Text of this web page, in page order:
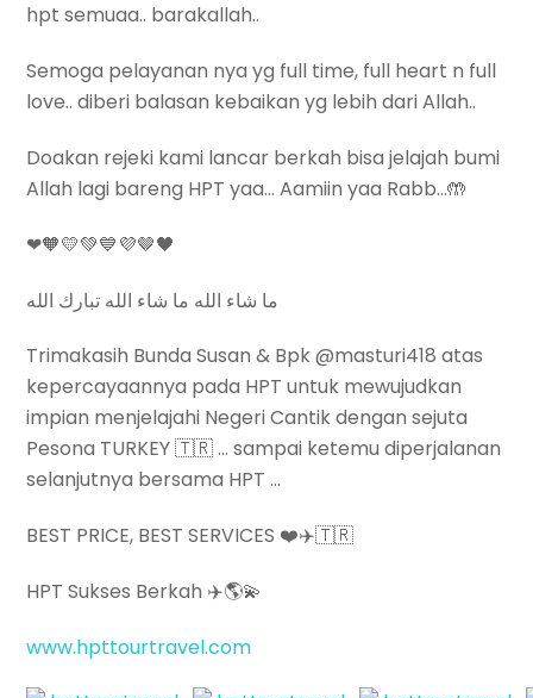
hpt semuaa.. barakallah..
Semoga pelayanan nya yg full time, full heart n full
love.. diberi balasan kebaikan yg lebih dari Allah..
Doakan rejeki kami lancar berkah bisa jelajah bumi
Allah lagi bareng HPT yaa… Aamiin yaa Rabb…🤲
❤🧡💛💚💙💜🤎🖤
‎‏ما شاء الله ما شاء الله تبارك الله
Trimakasih Bunda Susan & Bpk @masturi418 atas
kepercayaannya pada HPT untuk mewujudkan
impian menjelajahi Negeri Cantik dengan sejuta
Pesona TURKEY 🇹🇷 … sampai ketemu diperjalanan
selanjutnya bersama HPT …
BEST PRICE, BEST SERVICES ❤️✈️🇹🇷
HPT Sukses Berkah ✈️🌎💫
www.hpttourtravel.com